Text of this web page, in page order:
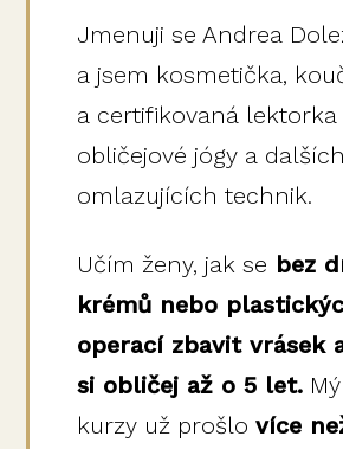
Jmenuji se Andrea
a jsem kosmetička,
a certifikovaná lektorka
obličejové jógy a dalších
omlazujících technik.
Učím ženy, jak se bez
krémů nebo
operací zbavit vrásek
si obličej až o 5 let.
kurzy už prošlovíce